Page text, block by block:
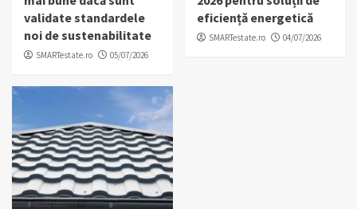
validate standardele
noi de sustenabilitate
SMARTestate.ro 05/07/2026
eficiență energetică
SMARTestate.ro 04/07/2026